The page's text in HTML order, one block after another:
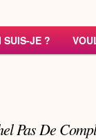
SUIS-JE ?
Pas De